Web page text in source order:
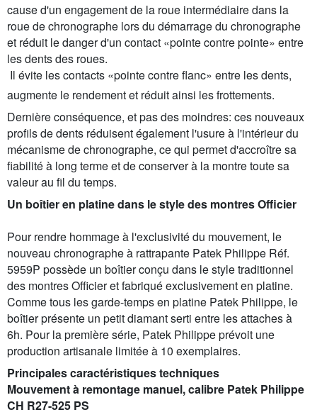
cause d'un engagement de la roue intermédiaire dans la
roue de chronographe lors du démarrage du chronographe
et réduit le danger d'un contact «pointe contre pointe» entre
les dents des roues.
 Il évite les contacts «pointe contre flanc» entre les dents,
augmente le rendement et réduit ainsi les frottements.
Dernière conséquence, et pas des moindres: ces nouveaux
profils de dents réduisent également l'usure à l'intérieur du
mécanisme de chronographe, ce qui permet d'accroître sa
fiabilité à long terme et de conserver à la montre toute sa
valeur au fil du temps.
Un boîtier en platine dans le style des montres Officier
Pour rendre hommage à l'exclusivité du mouvement, le
nouveau chronographe à rattrapante Patek Philippe Réf.
5959P possède un boîtier conçu dans le style traditionnel
des montres Officier et fabriqué exclusivement en platine.
Comme tous les garde-temps en platine Patek Philippe, le
boîtier présente un petit diamant serti entre les attaches à
6h. Pour la première série, Patek Philippe prévoit une
production artisanale limitée à 10 exemplaires.
Principales caractéristiques techniques
Mouvement à remontage manuel, calibre Patek Philippe
CH R27-525 PS